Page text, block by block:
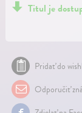
Titul je
Pridať do
Odporučiť